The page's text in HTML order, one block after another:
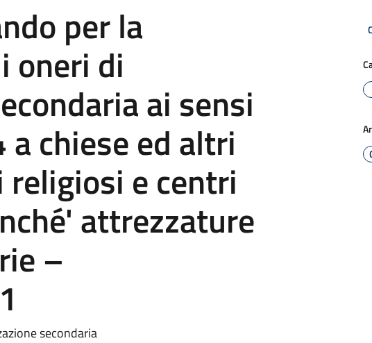
per la
oneri di
ai sensi
chiese ed altri
e centri
attrezzature
–
secondaria